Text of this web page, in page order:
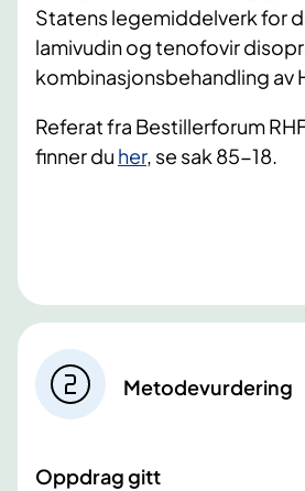
Statens legemiddelverk for
lamivudin og tenofovir
kombinasjonsbehandling av
Referat fra Bestillerforum
finner du her, se sak 85-18.
Metodevurdering
Oppdrag gitt